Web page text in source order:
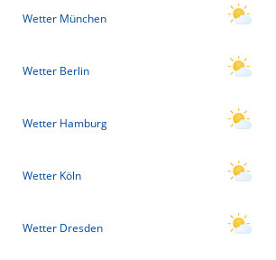
Wetter München
Wetter Berlin
Wetter Hamburg
Wetter Köln
Wetter Dresden